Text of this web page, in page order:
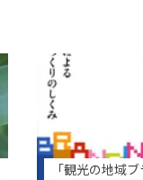
父島主要観光ポイント
小笠原・硫黄島関連図
分担執
「観光の地域